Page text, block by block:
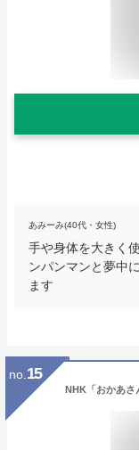
あみーみ(40代・女性)
手や身体を大きく
ンパンマンと夢中
ます
no. 15